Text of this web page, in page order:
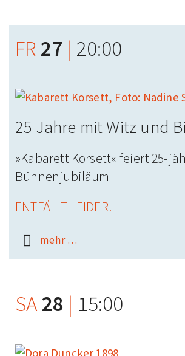
FR 27 | 20:00
25 Jahre mit Witz und
»Kabarett Korsett« feiert 25-
Bühnenjubiläum
ENTFÄLLT LEIDER!
mehr …
SA 28 | 15:00